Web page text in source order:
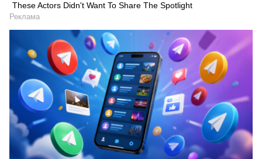
These Actors Didn't Want To Share The Spotlight
Реклама